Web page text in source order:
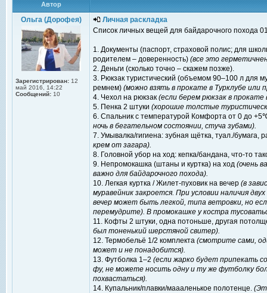
Автор
Ольга (Дорофея)
Зарегистрирован: 12
май 2016, 14:22
Сообщений: 10
Личная раскладка
Список личных вещей для байдарочного похода
1. Документы (паспорт, страховой полис; для
родителем – доверенность) (все это
2. Деньги (сколько точно – скажем позже).
3. Рюкзак туристический (объемом 90–100 л для
ремнем) (можно взять в прокате в Турклубе или
4. Чехол на рюкзак (если берем рюкзак в прокате
5. Пенка 2 штуки (хорошие толстые
6. Спальник с температурой Комфорта от 0 до
ночь в бегательном состоянии, стуча зубами).
7. Умывалка/гигиена: зубная щётка, туал./бумага,
крем от загара).
8. Головной убор на ход: кепка/бандана, что-то
9. Непромокашка (штаны и куртка) на ход (очень
важно для байдарочного похода).
10. Легкая куртка / Жилет-пуховик на вечер (в
муравейник закроется. При условии наличия
вечер может быть легкой, типа ветровки, но
перемудрите). В промокашке у костра
11. Кофты 2 штуки, одна потоньше, другая
был тоненький шерстяной свитер).
12. Термобельё 1/2 комплекта (смотрите сами,
может и не понадобится).
13. Футболка 1–2 (если жарко будет припекать
фу, не можете носить одну и ту же футболку
похвастаться).
14. Купальник/плавки/маааленькое полотенце.